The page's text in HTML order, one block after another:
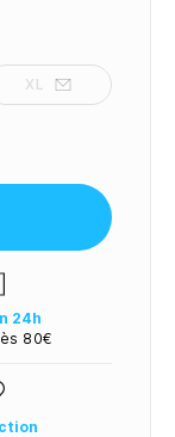
XL
24h
80€